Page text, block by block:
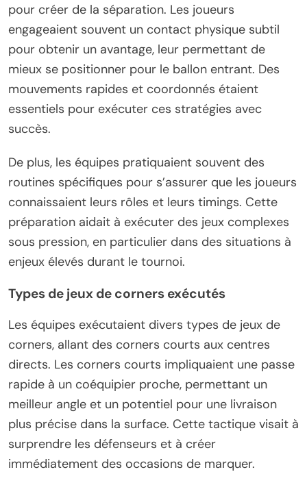
pour créer de la séparation. Les joueurs
engageaient souvent un contact physique subtil
pour obtenir un avantage, leur permettant de
mieux se positionner pour le ballon entrant. Des
mouvements rapides et coordonnés étaient
essentiels pour exécuter ces stratégies avec
succès.
De plus, les équipes pratiquaient souvent des
routines spécifiques pour s’assurer que les joueurs
connaissaient leurs rôles et leurs timings. Cette
préparation aidait à exécuter des jeux complexes
sous pression, en particulier dans des situations à
enjeux élevés durant le tournoi.
Types de jeux de corners exécutés
Les équipes exécutaient divers types de jeux de
corners, allant des corners courts aux centres
directs. Les corners courts impliquaient une passe
rapide à un coéquipier proche, permettant un
meilleur angle et un potentiel pour une livraison
plus précise dans la surface. Cette tactique visait à
surprendre les défenseurs et à créer
immédiatement des occasions de marquer.